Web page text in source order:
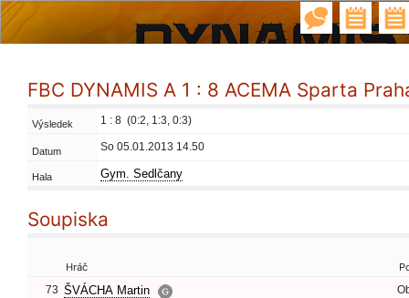
FBC DYNAMIS A 1 : 8 ACEMA Sparta
Výsledek 1 : 8 (0:2, 1:3, 0:3)
Datum So 05.01.2013 14.50
Hala Gym. Sedlčany
Soupiska
Hráč
73 ŠVÁCHA Martin